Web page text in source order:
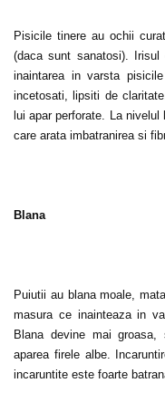
Pisicile tinere au ochii
(daca sunt sanatosi).
inaintarea in varsta
incetosati, lipsiti de
lui apar perforate. La
care arata imbatranirea si
Blana
Puiutii au blana moale,
masura ce inainteaza in
Blana devine mai
aparea firele albe.
incaruntite este foarte